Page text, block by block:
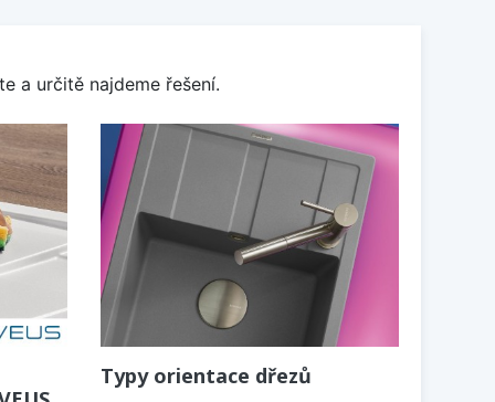
a určitě najdeme řešení.
Typy orientace dřezů